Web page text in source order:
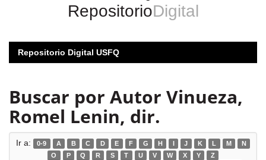
RepositorioDigital
Repositorio Digital USFQ
Buscar por Autor Vinueza,
Romel Lenin, dir.
Ir a: 0-9 A B C D E F G H I J K L M
N
O
P Q R S T U V W X Y Z